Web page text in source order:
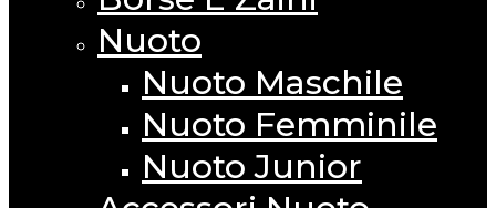
Nuoto
Nuoto Maschile
Nuoto Femminile
Nuoto Junior